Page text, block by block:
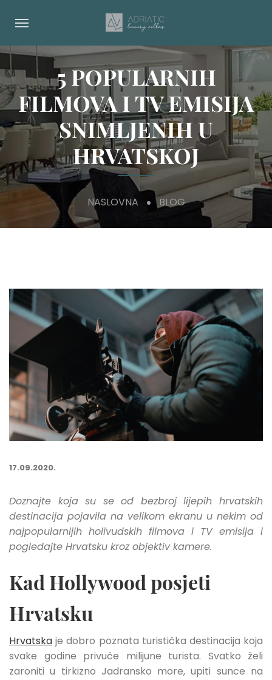
5 POPULARNIH
FILMOVA I TV EMISIJA
SNIMLJENIH U
HRVATSKOJ
NASLOVNA BLOG
17.09.2020.
Doznajte koja su se od bezbroj lijepih hrvatskih
destinacija pojavila na velikom ekranu u nekim od
najpopularnijih holivudskih filmova i TV emisija i
pogledajte Hrvatsku kroz objektiv kamere.
Kad Hollywood posjeti
Hrvatsku
Hrvatska je dobro poznata turistička destinacija koja
svake godine privuče milijune turista. Svatko želi
zaroniti u tirkizno Jadransko more, upiti sunce na